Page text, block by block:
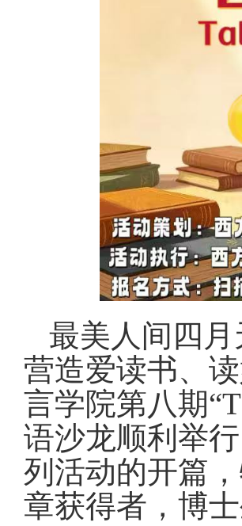
最美人间四
营造爱读书、
言学院第八期
语沙龙顺利举
列活动的开篇
章获得者，博